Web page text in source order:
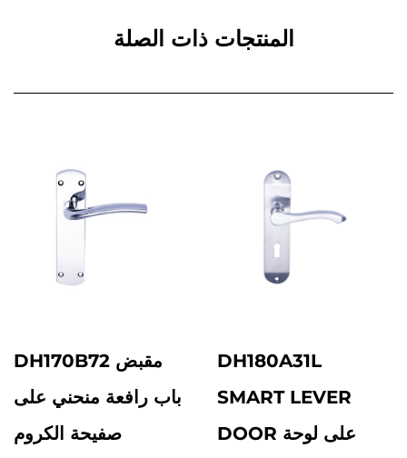
المنتجات ذات الصلة
DH170B72 مقبض
باب رافعة منحني على
صفيحة الكروم
DH180A31L
SMART LEVER
DOOR على لوحة